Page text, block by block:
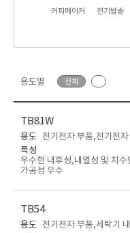
커피메이커 전기밥솥
용도별 전체
TB81W
용도
전기전자 부품,전기전
특성
우수한 내후성,내열성 및 치
가공성 우수
TB54
용도
전기전자 부품,세탁기